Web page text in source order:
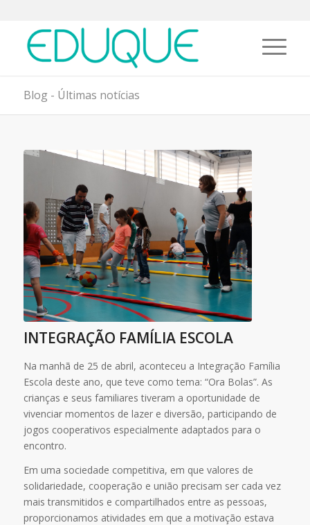
Blog - Últimas notícias
INTEGRAÇÃO FAMÍLIA ESCOLA
Na manhã de 25 de abril, aconteceu a Integração Família
Escola deste ano, que teve como tema: “Ora Bolas”. As
crianças e seus familiares tiveram a oportunidade de
vivenciar momentos de lazer e diversão, participando de
jogos cooperativos especialmente adaptados para o
encontro.
Em uma sociedade competitiva, em que valores de
solidariedade, cooperação e união precisam ser cada vez
mais transmitidos e compartilhados entre as pessoas,
proporcionamos atividades em que a motivação estava